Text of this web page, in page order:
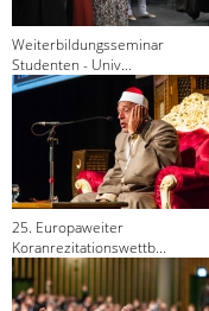
Weiterbildungsseminar
Studenten - Univ...
25. Europaweiter
Koranrezitationswettb...